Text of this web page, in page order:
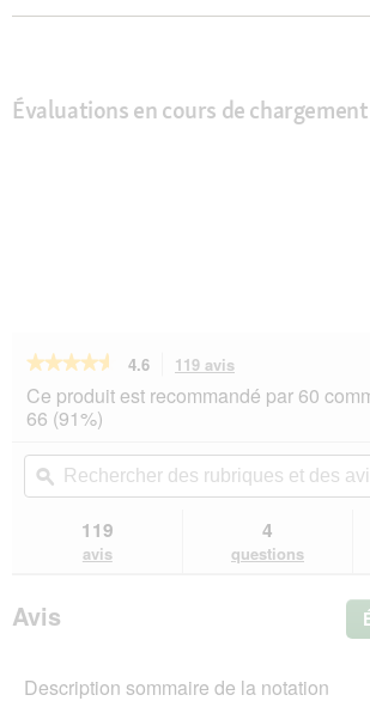
Évaluations en cours de chargement
★★★★★
★★★★★
sur
les
avis
Terra
Canis
et
4.6 119 avis
action
vous
vers
les
avis.
Ce produit est recommandé par 60
66 (91%)
Rechercher
des
rubriques
ϙ
119
avis
4
questions
Avis
Description sommaire de la notation